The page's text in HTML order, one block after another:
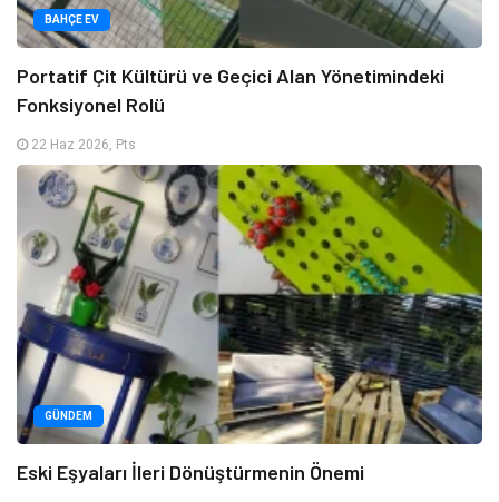
BAHÇE EV
Portatif Çit Kültürü ve Geçici Alan Yönetimindeki
Fonksiyonel Rolü
22 Haz 2026, Pts
GÜNDEM
Eski Eşyaları İleri Dönüştürmenin Önemi